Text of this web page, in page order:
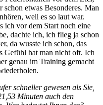
etwas Besonderes. Man
weil es so laut war.
ich vor dem Start noch eine
dachte ich, ich flieg ja schon
da wusste ich schon, das
Gefühl hat man nicht oft. Ich
genau im Training gemacht
schneller gewesen als Sie,
Minuten auch den